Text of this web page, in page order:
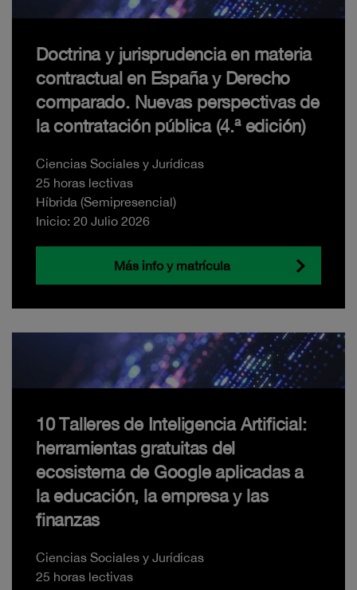
Doctrina y jurisprudencia en materia
contractual en España y Derecho
comparado. Nuevas perspectivas de
la contratación pública (4.ª edición)
Ciencias Sociales y Jurídicas
25 horas lectivas
Híbrida (Semipresencial)
Inicio: 20 Julio 2026
Más info y matrícula
10 Talleres de Inteligencia Artificial:
herramientas gratuitas del
ecosistema de Google aplicadas a
la educación, la empresa y las
finanzas
Ciencias Sociales y Jurídicas
25 horas lectivas